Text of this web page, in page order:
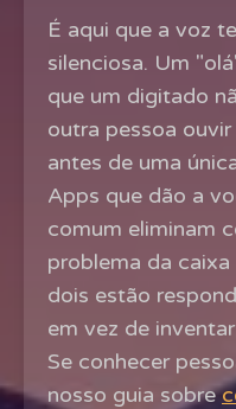
É aqui que a voz
silenciosa. Um
que um digitado
outra pessoa
antes de uma
Apps que dão a
comum eliminam
problema da
dois estão
em vez de
Se conhecer
nosso guia sobre